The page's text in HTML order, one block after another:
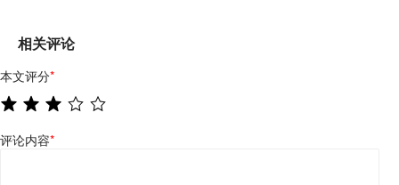
相关评论
本文评分*
评论内容*